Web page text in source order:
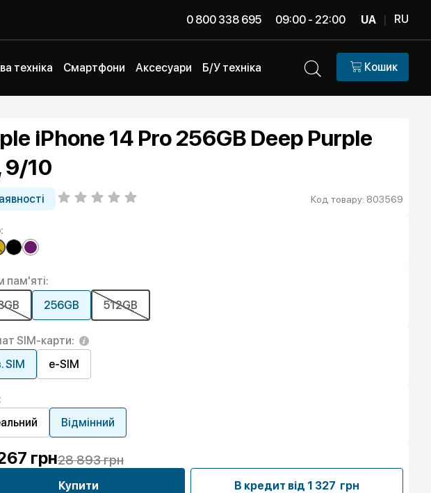
0 800 338 695 09:00 - 22:00 UA | RU
техніка Смартфони Аксесуари Б/У техніка Кошик
iPhone 14 Pro 256GB Deep Purple
9/10
Код товару: 803569
пам'яті:
256GB 512GB
SIM-карти:
SIM
e-SIM
Відмінний
грн28 893 грн
Купити В кредит від 1 327 грн